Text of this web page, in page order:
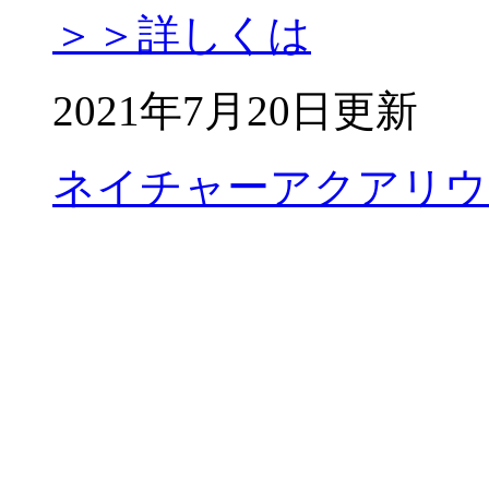
＞＞詳しくは
2021年7月20日更新
ネイチャーアクアリ